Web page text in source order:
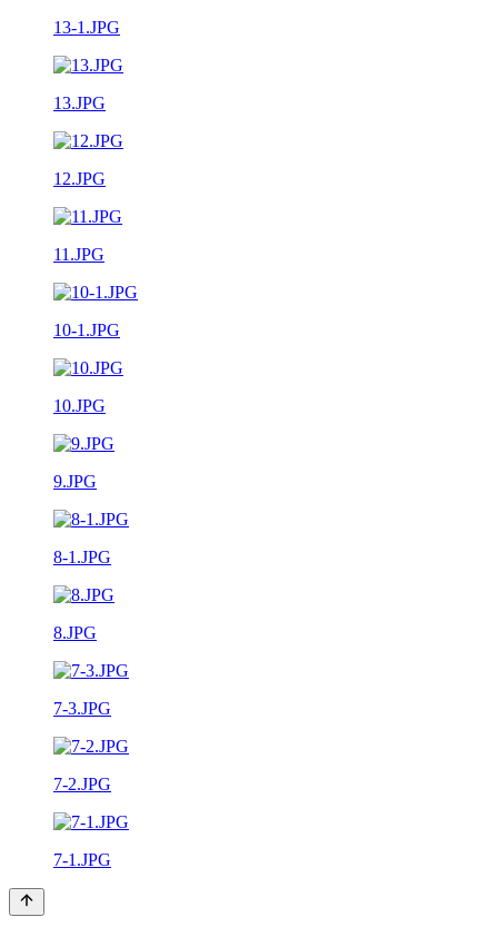
13-1.JPG
13.JPG
12.JPG
11.JPG
10-1.JPG
10.JPG
9.JPG
8-1.JPG
8.JPG
7-3.JPG
7-2.JPG
7-1.JPG